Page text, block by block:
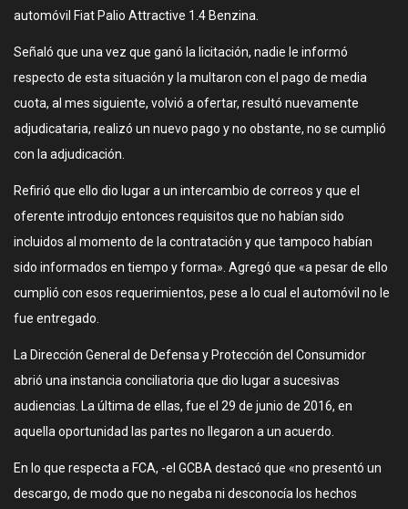
automóvil Fiat Palio Attractive 1.4 Benzina.
Señaló que una vez que ganó la licitación, nadie le informó
respecto de esta situación y la multaron con el pago de media
cuota, al mes siguiente, volvió a ofertar, resultó nuevamente
adjudicataria, realizó un nuevo pago y no obstante, no se cumplió
con la adjudicación.
Refirió que ello dio lugar a un intercambio de correos y que el
oferente introdujo entonces requisitos que no habían sido
incluidos al momento de la contratación y que tampoco habían
sido informados en tiempo y forma». Agregó que «a pesar de ello
cumplió con esos requerimientos, pese a lo cual el automóvil no le
fue entregado.
La Dirección General de Defensa y Protección del Consumidor
abrió una instancia conciliatoria que dio lugar a sucesivas
audiencias. La última de ellas, fue el 29 de junio de 2016, en
aquella oportunidad las partes no llegaron a un acuerdo.
En lo que respecta a FCA, -el GCBA destacó que «no presentó un
descargo, de modo que no negaba ni desconocía los hechos